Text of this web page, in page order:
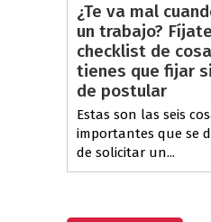
¿Te va mal
un trabajo?
checklist de
tienes que fijar
de postular
Estas son las seis
importantes que se
de solicitar un...